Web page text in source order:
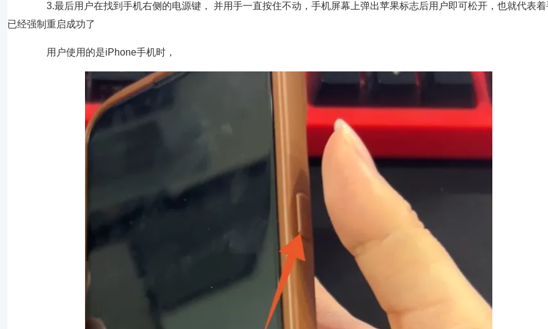
3.最后用户在找到手机右侧的电源键， 并用手一直按住不动，手机屏幕上弹出苹果标志后用户即可松开，也就代表着
已经强制重启成功了
用户使用的是iPhone手机时，